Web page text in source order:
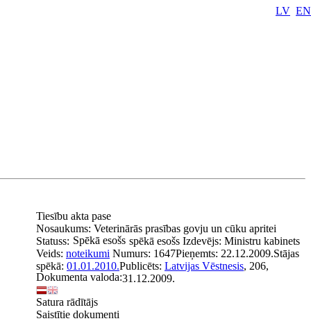
LV EN
Tiesību akta pase
Nosaukums: Veterinārās prasības govju un cūku apritei
Statuss: Spēkā esošs spēkā esošs Izdevējs: Ministru kabinets
Veids: noteikumi Numurs: 1647Pieņemts: 22.12.2009.Stājas
spēkā: 01.01.2010.Publicēts: Latvijas Vēstnesis, 206,
31.12.2009.
Dokumenta valoda:
Satura rādītājs
Saistītie dokumenti